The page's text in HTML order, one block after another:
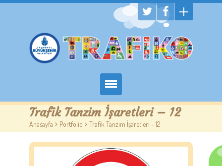
Hakkımızda
Randevu Al
Trafik Tanzim İşaretleri – 12
Anasayfa > Portfolio > Trafik Tanzim İşaretleri – 12